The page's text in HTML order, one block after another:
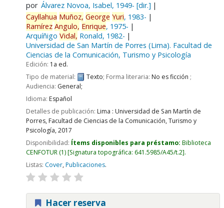
por Álvarez Novoa, Isabel, 1949- [dir.]
Cayllahua Muñoz, George Yuri, 1983-
Ramírez Angulo, Enrique, 1975-
Arquíñigo Vidal, Ronald, 1982-
Universidad de San Martín de Porres (Lima). Facultad de
Ciencias de la Comunicación, Turismo y Psicología
Edición: 1a ed.
Tipo de material:
Texto; Forma literaria: No es ficción ;
Audiencia: General;
Idioma: Español
Detalles de publicación: Lima : Universidad de San Martín de
Porres, Facultad de Ciencias de la Comunicación, Turismo y
Psicología,2017
Disponibilidad: Ítems disponibles para préstamo: Biblioteca
CENFOTUR(1) Signatura topográfica: 641.5985/A45/t.2 .
Listas: Cover,Publicaciones.
Hacer reserva